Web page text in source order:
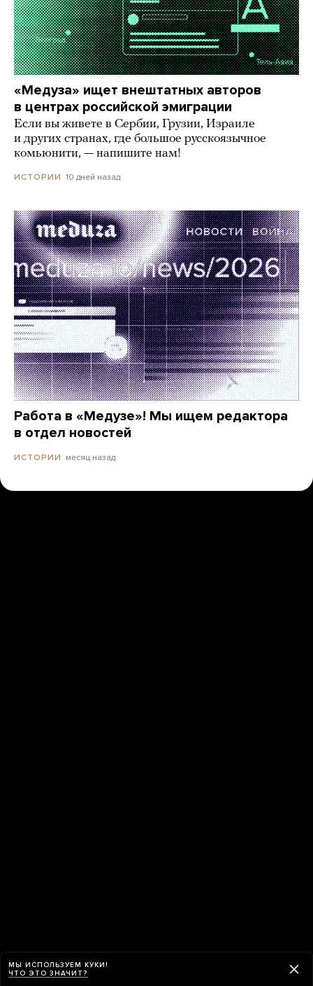
«Медуза» ищет внештатных авторов
в центрах российской эмиграции
Если вы живете в Сербии, Грузии, Израиле
и других странах, где большое русскоязычное
комьюнити, — напишите нам!
ИСТОРИИ 10 дней назад
Работа в «Медузе»! Мы ищем редактора
в отдел новостей
ИСТОРИИ месяц назад
МЫ ИСПОЛЬЗУЕМ КУКИ!
ЧТО ЭТО ЗНАЧИТ?